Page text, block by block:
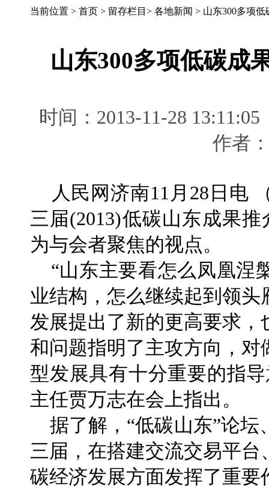
当前位置 > 首页 > 留存栏目 > 各地新闻 > 山东300多项
山东300多项低碳成
时间：2013-11-28
作者
人民网济南11月28日电
三届(2013)低碳山东成果
为与会者聚焦的视点。
“山东主要看怎么凤凰涅
业结构，怎么继续起到领
发展提出了新的更高要求
和问题指明了主攻方向，
型发展具有十分重要的指
主任贾万志在会上指出。
据了解，“低碳山东”论坛
三届，在搭建交流交易平
碳经济发展方面发挥了重